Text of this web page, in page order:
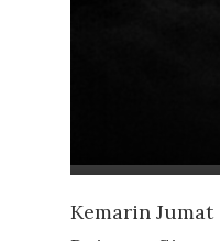
Kemarin Jumat